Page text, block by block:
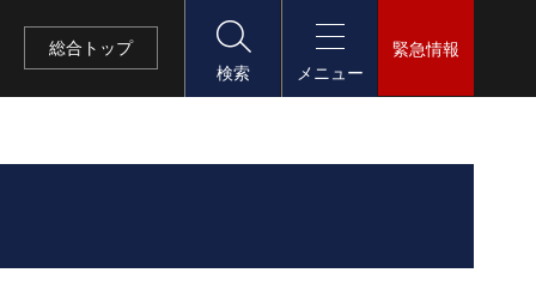
総合 トップ
検索
メニュー
緊急情報